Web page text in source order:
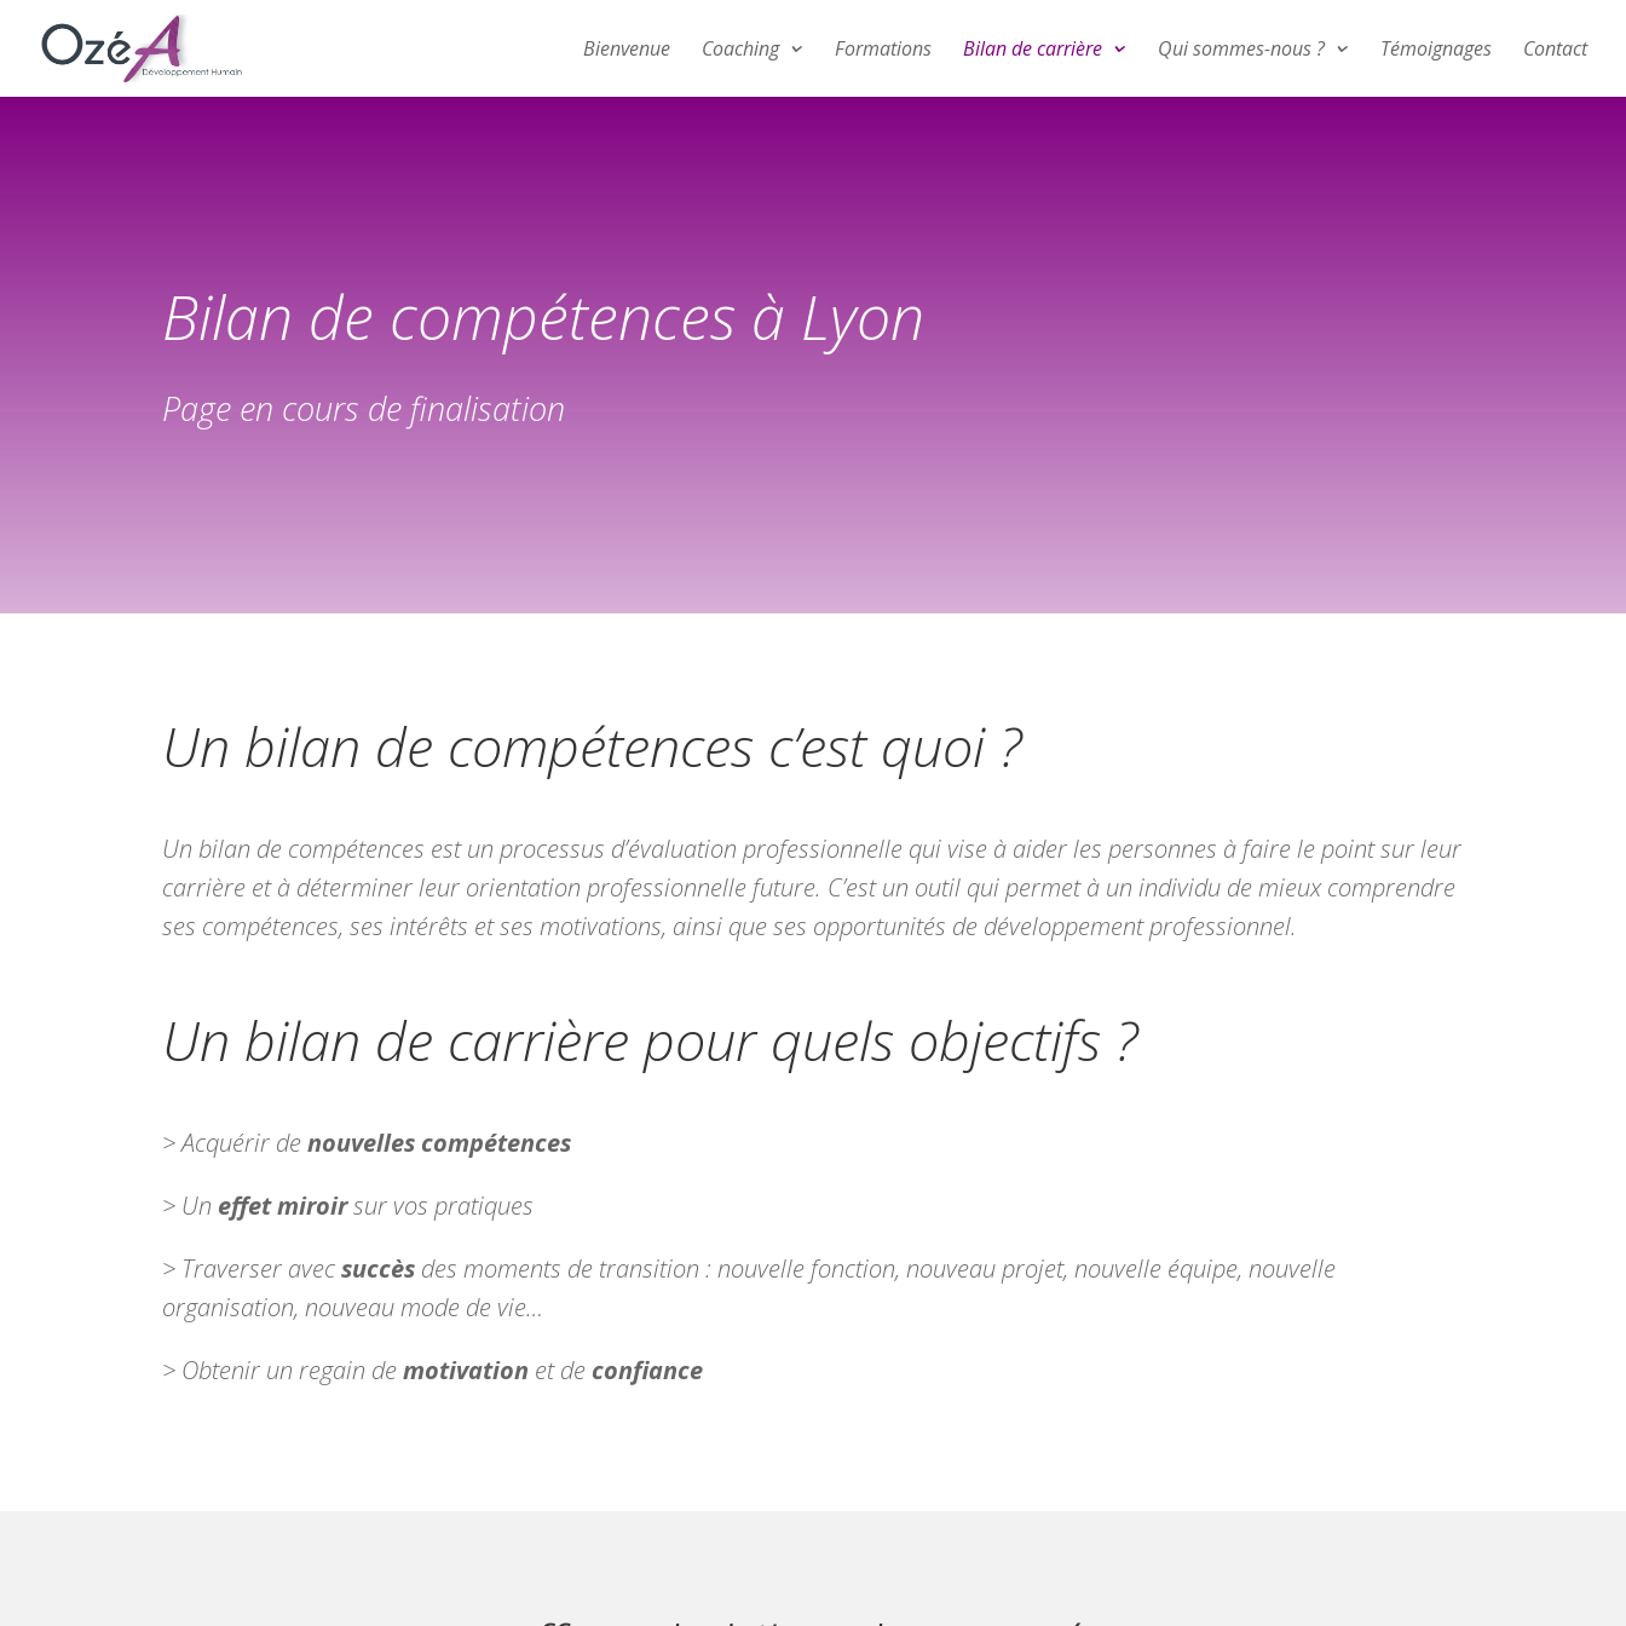
Bienvenue Coaching Formations Bilan de carrière Qui sommes-nous ? Témoignages Contact
Bilan de compétences à Lyon
Page en cours de finalisation
Un bilan de compétences c’est quoi ?
Un bilan de compétences est un processus d’évaluation professionnelle qui vise à aider les personnes à faire le point sur leur
carrière et à déterminer leur orientation professionnelle future. C’est un outil qui permet à un individu de mieux comprendre
ses compétences, ses intérêts et ses motivations, ainsi que ses opportunités de développement professionnel.
Un bilan de carrière pour quels objectifs ?
> Acquérir de nouvelles compétences
> Un effet miroirsur vos pratiques
> Traverser avec succès des moments de transition : nouvelle fonction, nouveau projet, nouvelle équipe, nouvelle
organisation, nouveau mode de vie…
> Obtenir un regain de motivation et de confiance